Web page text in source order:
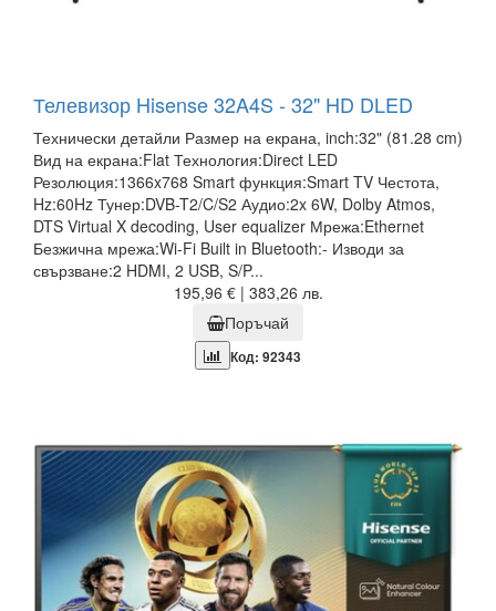
Телевизор Hisense 32A4S - 32" HD DLED
Технически детайли Размер на екрана, inch:32" (81.28 cm)
Вид на екрана:Flat Технология:Direct LED
Резолюция:1366x768 Smart функция:Smart TV Честота,
Hz:60Hz Тунер:DVB-T2/C/S2 Аудио:2x 6W, Dolby Atmos,
DTS Virtual X decoding, User equalizer Мрежа:Ethernet
Безжична мрежа:Wi-Fi Built in Bluetooth:- Изводи за
свързване:2 HDMI, 2 USB, S/P...
195,96 € | 383,26 лв.
Поръчай
Код: 92343